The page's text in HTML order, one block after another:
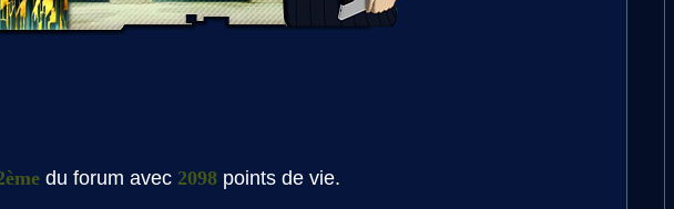
du forum avec 2098 points de vie.